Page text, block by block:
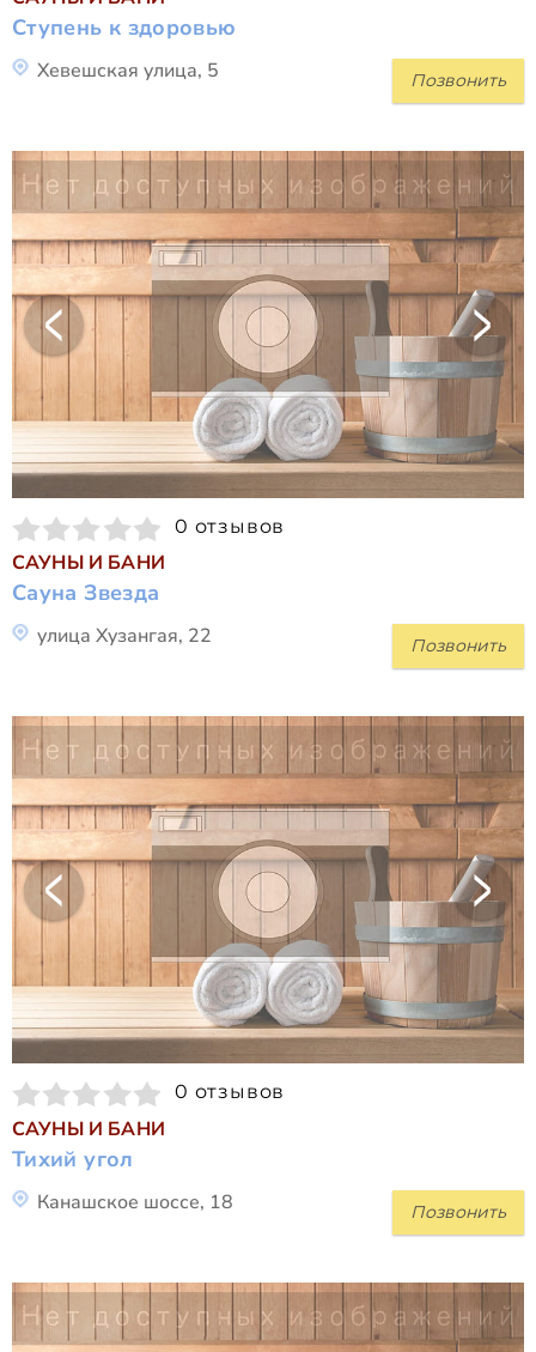
Ступень к здоровью
Позвонить
Хевешская улица, 5
0 отзывов
САУНЫ И БАНИ
Сауна Звезда
Позвонить
улица Хузангая, 22
0 отзывов
САУНЫ И БАНИ
Тихий угол
Позвонить
Канашское шоссе, 18